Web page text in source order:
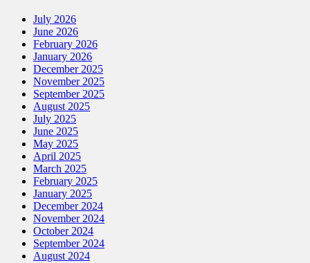
July 2026
June 2026
February 2026
January 2026
December 2025
November 2025
September 2025
August 2025
July 2025
June 2025
May 2025
April 2025
March 2025
February 2025
January 2025
December 2024
November 2024
October 2024
September 2024
August 2024